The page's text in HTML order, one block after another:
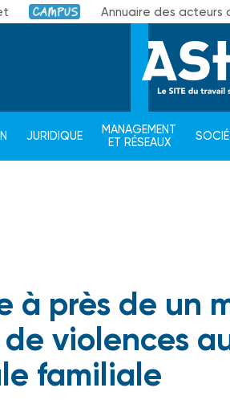
Campus Annuaire des acteurs
JURIDIQUE
MANAGEMENT
ET RÉSEAUX
à près de un
violences
familiale